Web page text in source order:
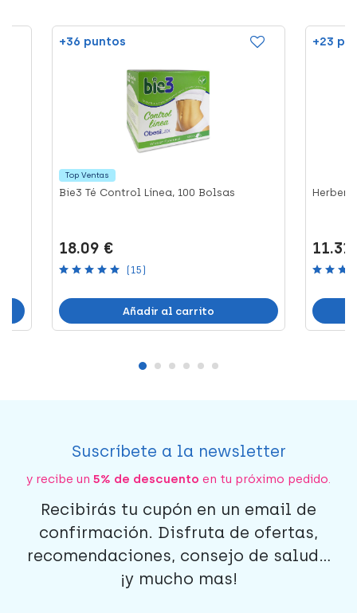
+36 puntos
Top Ventas
Bie3 Té Control Línea, 100 Bolsas
18.09 €
(15)
Añadir al carrito
+23
11.31
Suscríbete a la newsletter
y recibe un 5% de descuento en tu próximo pedido.
Recibirás tu cupón en un email de
confirmación. Disfruta de ofertas,
recomendaciones, consejo de salud...
¡y mucho mas!